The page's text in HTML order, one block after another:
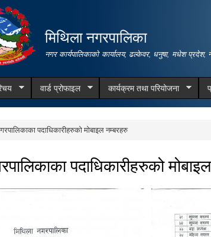
मिथिला नगरपालिका
नगर कार्यपालिकाको कार्यालय, ढल्केवर, धनुषा, मधेश प्रदेश,
वार्ड प्रोफाइल कार्यक्रम तथा परियोजना
पदाधिकारीहरुको मोबाइल नम्बरहरु
पदाधिकारीहरुको